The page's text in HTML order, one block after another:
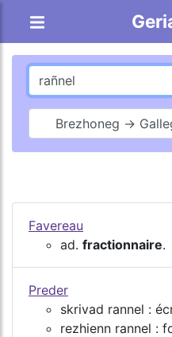
Brezhoneg →
Favereau
ad. fractionnaire.
Preder
skrivad rannel :
rezhienn rannel :